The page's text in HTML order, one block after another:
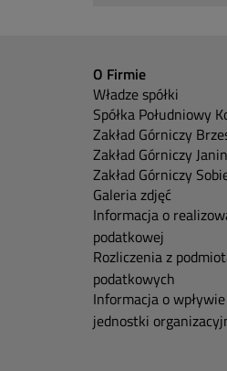
O Firmie
Władze spółki
Spółka Południowy
Zakład Górniczy
Zakład Górniczy
Zakład Górniczy
Galeria zdjęć
Informacja o
podatkowej
Rozliczenia z
podatkowych
Informacja o
jednostki